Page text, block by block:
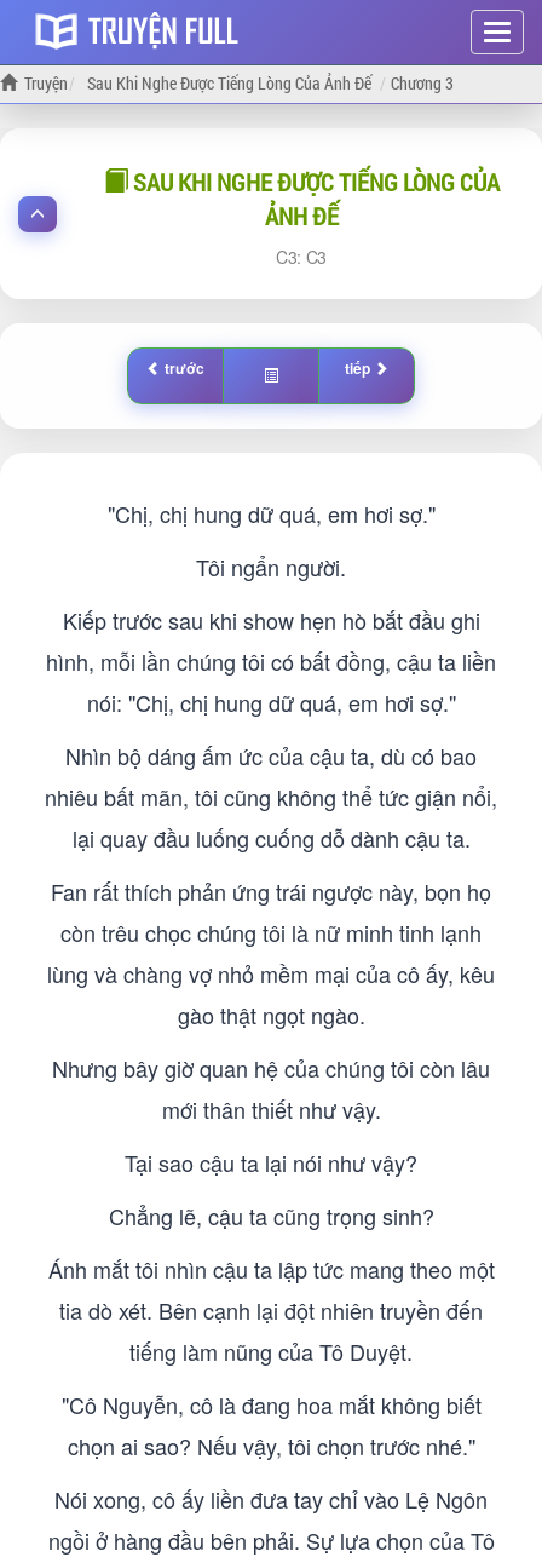
Hiện
menu
Truyện Sau Khi Nghe Được Tiếng Lòng Của Ảnh Đế Chương 3
SAU KHI NGHE ĐƯỢC TIẾNG LÒNG CỦA
ẢNH ĐẾ
3: 3
trước tiếp
"Chị, chị hung dữ quá, em hơi sợ."
Tôi ngẩn người.
Kiếp trước sau khi show hẹn hò bắt đầu ghi
hình, mỗi lần chúng tôi có bất đồng, cậu ta liền
nói: "Chị, chị hung dữ quá, em hơi sợ."
Nhìn bộ dáng ấm ức của cậu ta, dù có bao
nhiêu bất mãn, tôi cũng không thể tức giận nổi,
lại quay đầu luống cuống dỗ dành cậu ta.
Fan rất thích phản ứng trái ngược này, bọn họ
còn trêu chọc chúng tôi là nữ minh tinh lạnh
lùng và chàng vợ nhỏ mềm mại của cô ấy, kêu
gào thật ngọt ngào.
Nhưng bây giờ quan hệ của chúng tôi còn lâu
mới thân thiết như vậy.
Tại sao cậu ta lại nói như vậy?
Chẳng lẽ, cậu ta cũng trọng sinh?
Ánh mắt tôi nhìn cậu ta lập tức mang theo một
tia dò xét. Bên cạnh lại đột nhiên truyền đến
tiếng làm nũng của Tô Duyệt.
"Cô Nguyễn, cô là đang hoa mắt không biết
chọn ai sao? Nếu vậy, tôi chọn trước nhé."
Nói xong, cô ấy liền đưa tay chỉ vào Lệ Ngôn
ngồi ở hàng đầu bên phải. Sự lựa chọn của Tô